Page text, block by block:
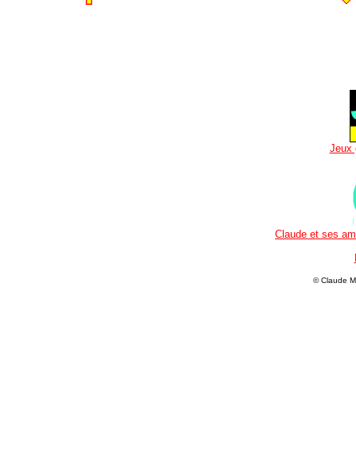
Jeux
Claude et ses
© Claude